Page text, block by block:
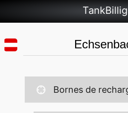
Bornes de